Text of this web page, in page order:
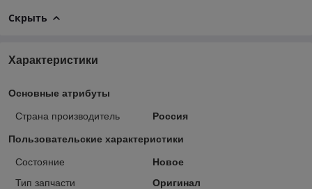
Скрыть
Характеристики
Основные атрибуты
Страна производитель Россия
Пользовательские характеристики
Состояние
Новое
Тип запчасти
Оригинал